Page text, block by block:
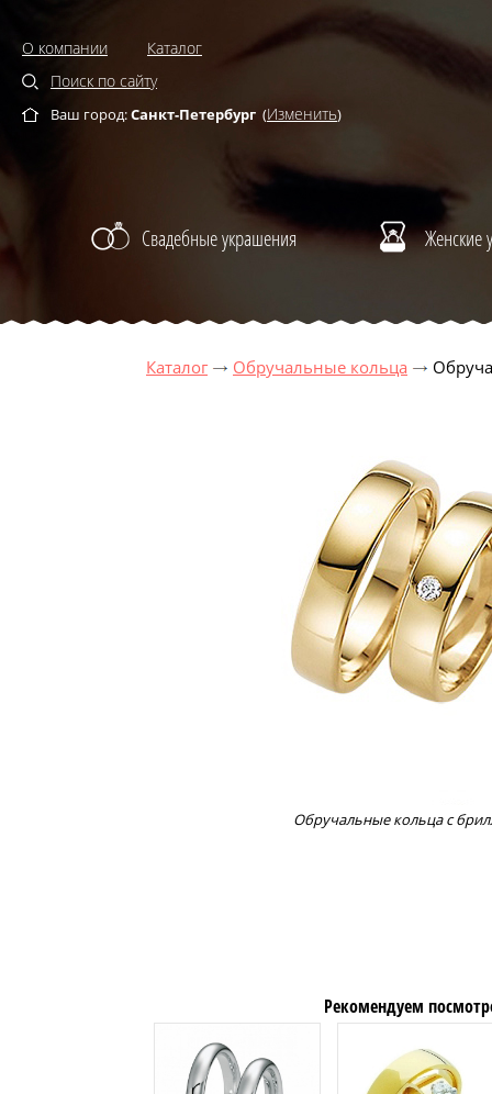
О компании
Каталог
Поиск по сайту
Ваш город:Санкт-Петербург (Изменить)
Свадебные украшения Женские
Каталог Обручальные кольца
Обручальные кольца с
Рекомендуем